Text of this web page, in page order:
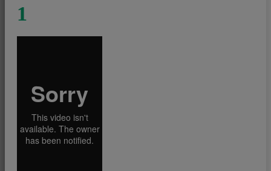
1